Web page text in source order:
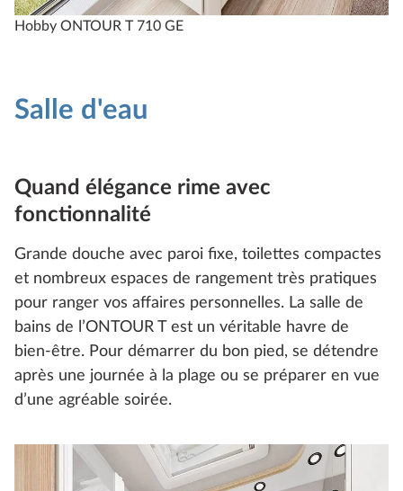
Hobby ONTOUR T 710 GE
Salle d'eau
Quand élégance rime avec
fonctionnalité
Grande douche avec paroi fixe, toilettes compactes
et nombreux espaces de rangement très pratiques
pour ranger vos affaires personnelles. La salle de
bains de l’ONTOUR T est un véritable havre de
bien-être. Pour démarrer du bon pied, se détendre
après une journée à la plage ou se préparer en vue
d’une agréable soirée.